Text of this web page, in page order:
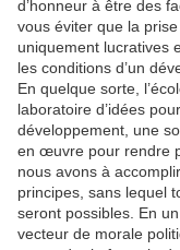
d’honneur à être des
vous éviter que la
uniquement lucratives
les conditions d’un
En quelque sorte,
laboratoire d’idées
développement, une
en œuvre pour rendre
nous avons à
principes, sans lequel
seront possibles. En
vecteur de morale